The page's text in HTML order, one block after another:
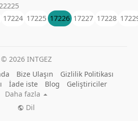
17224 17225 17226 17227 17228
© 2026 INTGEZ
Bize Ulaşın
Gizlilik Politikası
İade iste Blog
Geliştiriciler
Daha fazla
Dil